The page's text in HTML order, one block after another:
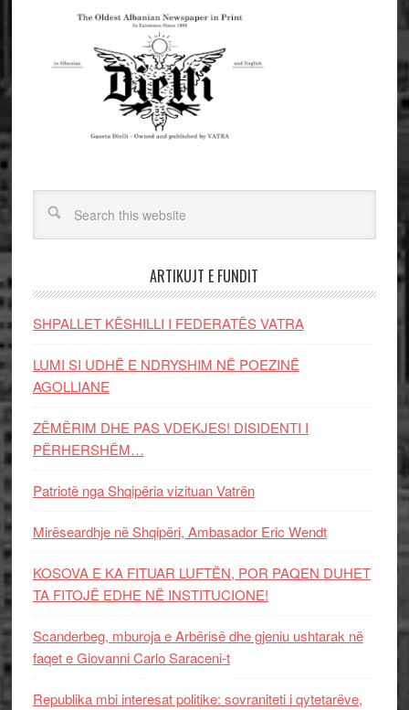
ARTIKUJT E FUNDIT
SHPALLET KËSHILLI I FEDERATËS VATRA
LUMI SI UDHË E NDRYSHIM NË POEZINË
AGOLLIANE
ZËMËRIM DHE PAS VDEKJES! DISIDENTI I
PËRHERSHËM…
Patriotë nga Shqipëria vizituan Vatrën
Mirëseardhje në Shqipëri, Ambasador Eric Wendt
KOSOVA E KA FITUAR LUFTËN, POR PAQEN DUHET
TA FITOJË EDHE NË INSTITUCIONE!
Scanderbeg, mburoja e Arbërisë dhe gjeniu ushtarak në
faqet e Giovanni Carlo Saraceni-t
Republika mbi interesat politike: sovraniteti i qytetarëve,